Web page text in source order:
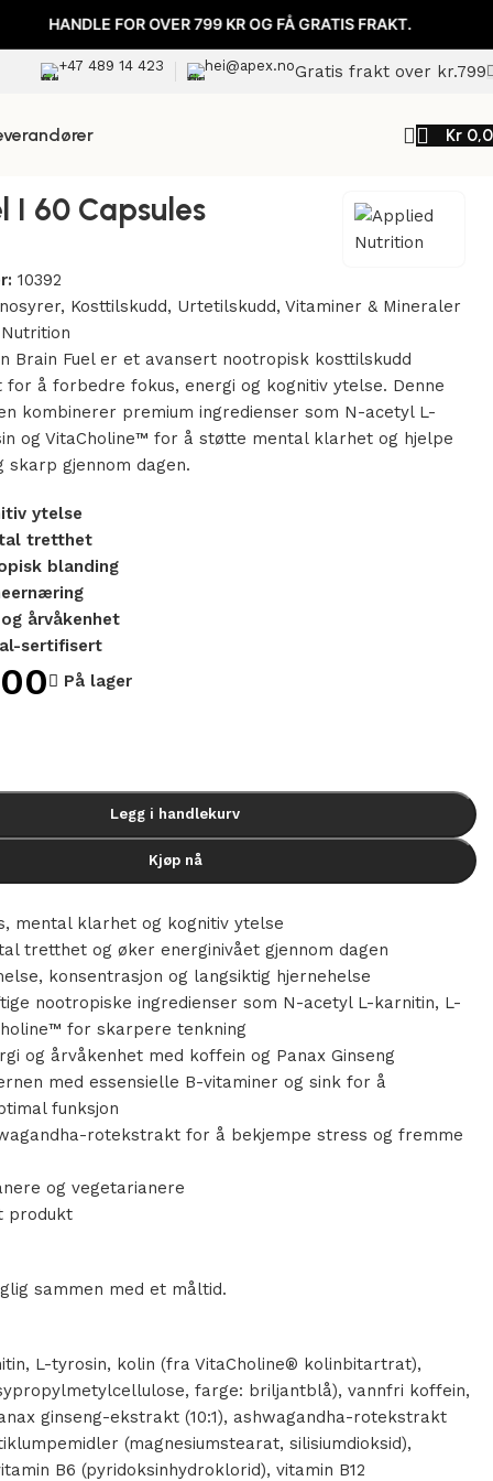
FOR OVER 799 KR OG FÅ GRATIS FRAKT.
+47 489 14 423 hei@apex.noGratis frakt over kr.799
Kr
I 60 Capsules
10392
, Kosttilskudd, Urtetilskudd, Vitaminer & Mineraler
Brain Fuel er et avansert nootropisk kosttilskudd
å forbedre fokus, energi og kognitiv ytelse. Denne
kombinerer premium ingredienser som N-acetyl L-
og VitaCholine™ for å støtte mental klarhet og hjelpe
skarp gjennom dagen.
ytelse
tretthet
blanding
årvåkenhet
sertifisert
På lager
Legg i handlekurv
Kjøp nå
mental klarhet og kognitiv ytelse
tretthet og øker energinivået gjennom dagen
konsentrasjon og langsiktig hjernehelse
nootropiske ingredienser som N-acetyl L-karnitin, L-
for skarpere tenkning
og årvåkenhet med koffein og Panax Ginseng
med essensielle B-vitaminer og sink for å
funksjon
rotekstrakt for å bekjempe stress og fremme
og vegetarianere
produkt
sammen med et måltid.
L-tyrosin, kolin (fra VitaCholine® kolinbitartrat),
farge: briljantblå), vannfri koffein,
ginseng-ekstrakt (10:1), ashwagandha-rotekstrakt
(magnesiumstearat, silisiumdioksid),
B6 (pyridoksinhydroklorid), vitamin B12